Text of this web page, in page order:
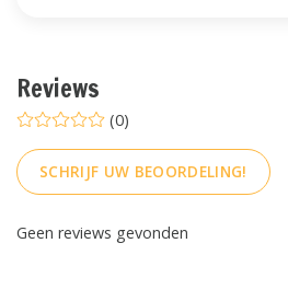
Reviews
(0)
SCHRIJF UW BEOORDELING!
Geen reviews gevonden